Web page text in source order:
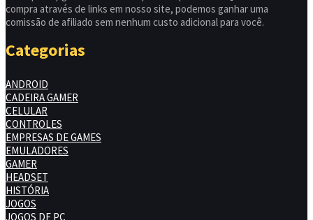
Sobre nós
Bem-vindo ao universo dinâmico e apaixonante do SempreTopGames!
Somos muito mais do que um site sobre jogos e video games; somos
intricados mundos virtuais e trazer essa experiência única até você.
Consulte Mais informação
o sempretopgames.com.br é suportado pelo leitor. Quando você
compra através de links em nosso site, podemos ganhar uma
comissão de afiliado sem nenhum custo adicional para você.
Categorias